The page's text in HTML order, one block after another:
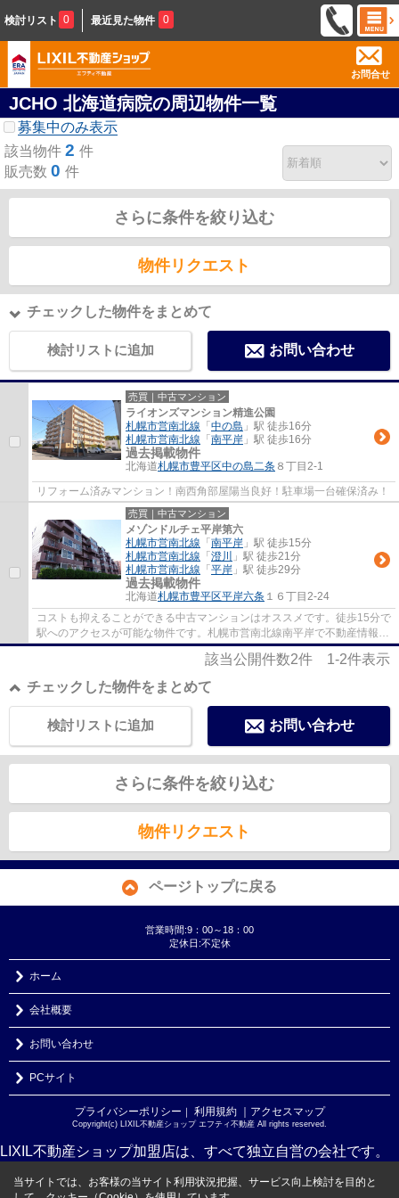
検討リスト 0 最近見た物件 0
お問合せ
JCHO 北海道病院の周辺物件一覧
募集中のみ表示
該当物件 2 件
販売数 0 件
さらに条件を絞り込む
物件リクエスト
チェックした物件をまとめて
検討リストに追加 お問い合わせ
売買｜中古マンション
ライオンズマンション精進公園
札幌市営南北線 「 中の島 」駅 徒歩16分
札幌市営南北線 「 南平岸 」駅 徒歩16分
過去掲載物件
北海道札幌市豊平区中の島二条 ８丁目2-1
リフォーム済みマンション！南西角部屋陽当良好！駐車場一台確保済み！
売買｜中古マンション
メゾンドルチェ平岸第六
札幌市営南北線 「 南平岸 」駅 徒歩15分
札幌市営南北線 「 澄川
」駅 徒歩21分
札幌市営南北線 「 平岸 」駅 徒歩29分
過去掲載物件
北海道札幌市豊平区平岸六条 １６丁目2-24
コストも抑えることができる中古マンションはオススメです。徒歩15分で
駅へのアクセスが可能な物件です。札幌市営南北線南平岸で不動産情報を
お探しなら、多種多様な物件を取り扱って...
該当公開件数2件 1-2件表示
チェックした物件をまとめて
お問い合わせ
検討リストに追加
さらに条件を絞り込む
物件リクエスト
ページトップに戻る
営業時間:9：00～18：00
定休日:不定休
ホーム
会社概要
お問い合わせ
PCサイト
プライバシーポリシー ｜ 利用規約 ｜アクセスマップ
Copyright(c) LIXIL不動産ショップ エフティ不動産 All rights reserved.
LIXIL不動産ショップ加盟店は、すべて独立自営の会社です。
当サイトでは、お客様の当サイト利用状況把握、サービス向上検討を目的と